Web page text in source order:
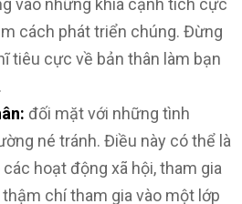
vào những khía cạnh tích cực
cách phát triển chúng. Đừng
tiêu cực về bản thân làm bạn
đối mặt với những tình
né tránh. Điều này có thể là
hoạt động xã hội, tham gia
chí tham gia vào một lớp